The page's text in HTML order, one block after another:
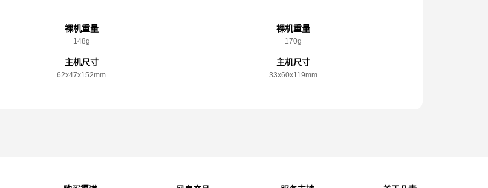
裸机重量
148g
主机尺寸
62x️47x️152mm
裸机重量
170g
主机尺寸
33x️60x️119mm